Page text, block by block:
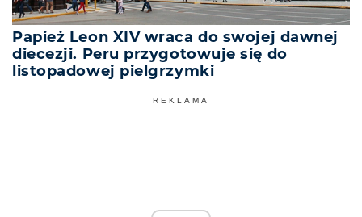
Papież Leon XIV wraca do swojej dawnej
diecezji. Peru przygotowuje się do
listopadowej pielgrzymki
REKLAMA